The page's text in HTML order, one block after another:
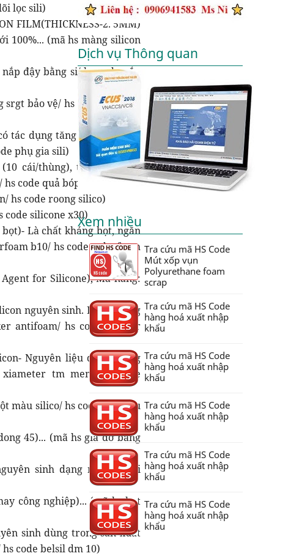
lọc sili)
FILM(THICKNESS-2. 5MM)
100%... (mã hs màng silicon
đậy bằng si/ hs code nắp
srgt bảo vệ/ hs code ống srgt
tác dụng tăng độ bám dính
phụ gia sili)
(10 cái/thùng), thiết bị dùng
code quả bóp sili)
hs code roong silico)
code silicone x30)
Là chất kháng bọt, ngăn
b10/ hs code taderfoam
for Silicone), Mã hàng:
nguyên sinh. Dùng trong
antifoam/ hs code wacker
Nguyên liệu dùng trong
tm mem/ hs code
màu silico/ hs code bột màu
45)... (mã hs giá đỡ bằng
sinh dạng nhão); mới
công nghiệp)... (mã hs hạt
sinh dùng trong sản xuất
code belsil dm 10)
Dịch vụ Thông quan
Xem nhiều
Tra cứu mã HS Code
Mút xốp vụn
Polyurethane foam
scrap
Tra cứu mã HS Code
hàng hoá xuất nhập
khẩu
Tra cứu mã HS Code
hàng hoá xuất nhập
khẩu
Tra cứu mã HS Code
hàng hoá xuất nhập
khẩu
Tra cứu mã HS Code
hàng hoá xuất nhập
khẩu
Tra cứu mã HS Code
hàng hoá xuất nhập
khẩu